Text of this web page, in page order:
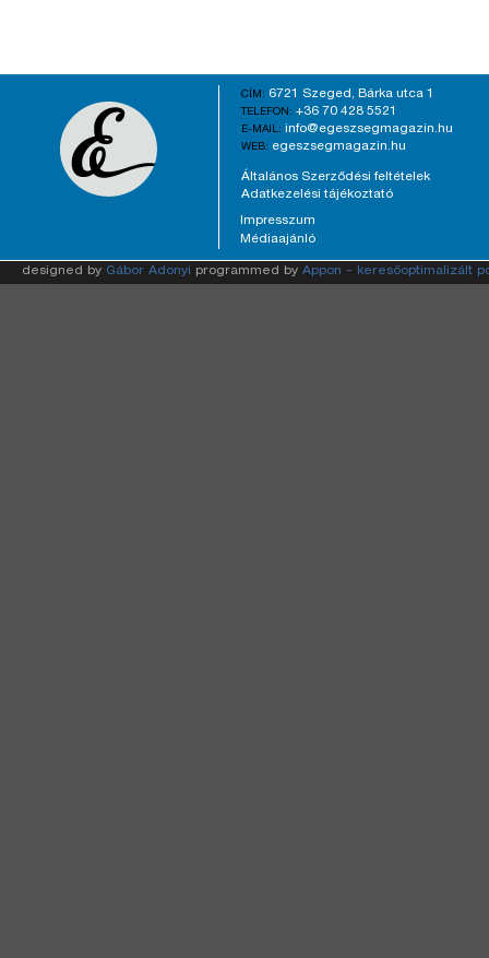
Impresszum
Médiaajánló
CÍM: 6721 Szeged, Bárka utca 1
TELEFON: +36 70 428 5521
E-MAIL: info@egeszsegmagazin.hu
WEB: egeszsegmagazin.hu
Általános Szerződési feltételek
Adatkezelési tájékoztató
designed by Gábor Adonyi programmed by Appon - keresőoptimalizált